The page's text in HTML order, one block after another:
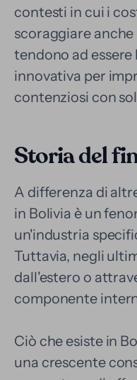
contesti in cui i
scoraggiare
tendono ad
innovativa per
contenziosi con
Storia del
A differenza di
in Bolivia è un
un'industria
Tuttavia, negli
dall'estero o
componente
Ciò che esiste in
una crescente